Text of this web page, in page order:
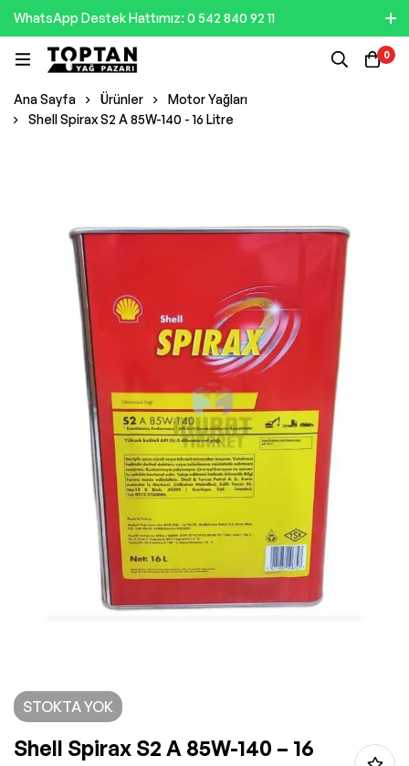
WhatsApp Destek Hattımız: 0 542 840 92 11
0
Ana Sayfa Ürünler
Motor Yağları
Shell Spirax S2 A 85W-140 - 16 Litre
STOKTA YOK
Shell Spirax S2 A 85W-140 – 16